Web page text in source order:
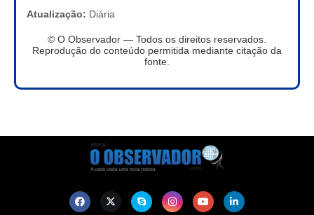
Atualização: Diária
© O Observador — Todos os direitos reservados.
Reprodução do conteúdo permitida mediante citação da
fonte.